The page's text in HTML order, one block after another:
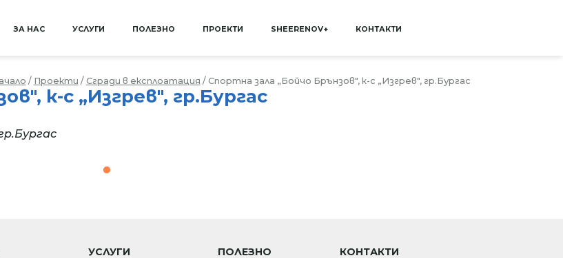
ЗА НАС УСЛУГИ ПОЛЕЗНО ПРОЕКТИ SHEERENOV+ КОНТАКТИ
/ Проекти / Сгради в експлоатация /Спортна зала „Бойчо Брънзов", к-с „Изгрев", гр.Бургас
к-с „Изгрев", гр.Бургас
УСЛУГИ ПОЛЕЗНО КОНТАКТИ